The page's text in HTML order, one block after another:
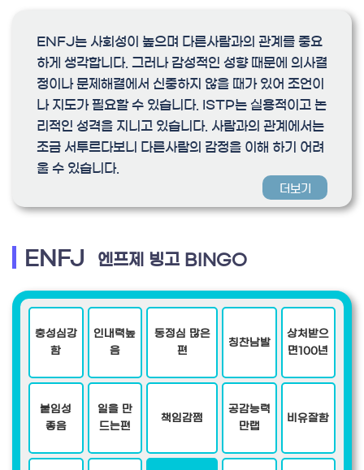
ENFJ는 사회성이 높으며 다른사람과의 관계를 중요
하게 생각합니다. 그러나 감성적인 성향 때문에 의사결
정이나 문제해결에서 신중하지 않을 때가 있어 조언이
나 지도가 필요할 수 있습니다. ISTP는 실용적이고 논
리적인 성격을 지니고 있습니다. 사람과의 관계에서는
조금 서투르다보니 다른사람의 감정을 이해 하기 어려
울 수 있습니다.
더보기
ENFJ 엔프제 빙고 BINGO
충성심강
함
인내력높
음
동정심 많은
편
칭찬남발
상처받으
면100년
붙임성
좋음
일을 만
드는편
책임감쩜
공감능력
만랩
비유잘함